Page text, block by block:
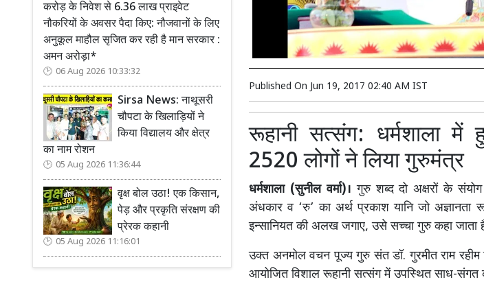
करोड़ के निवेश से 6.36 लाख प्राइवेट
नौकरियों के अवसर पैदा किए: नौजवानों के लिए
अनुकूल माहौल सृजित कर रही है मान सरकार :
अमन अरोड़ा*
06 Aug 2026 10:33:32
Sirsa News: नाथूसरी
चौपटा के खिलाड़ियों ने
किया विद्यालय और क्षेत्र
का नाम रोशन
05 Aug 2026 11:36:44
वृक्ष बोल उठा! एक किसान,
पेड़ और प्रकृति संरक्षण की
प्रेरक कहानी
05 Aug 2026 11:16:01
Published On Jun 19, 2017 02:40 AM IST
रूहानी सत्संग: धर्मशाला में
2520 लोगों ने लिया गुरुमंत्र
धर्मशाला (सुनील वर्मा)। गुरु शब्द दो अक्षरों के
अंधकार व ‘रु’ का अर्थ प्रकाश यानि जो
इन्सानियत की अलख जगाए, उसे सच्चा गुरु कहा जाता
उक्त अनमोल वचन पूज्य गुरु संत डॉ. गुरमीत राम रहीम
आयोजित विशाल रूहानी सत्संग में उपस्थित साध-संगत